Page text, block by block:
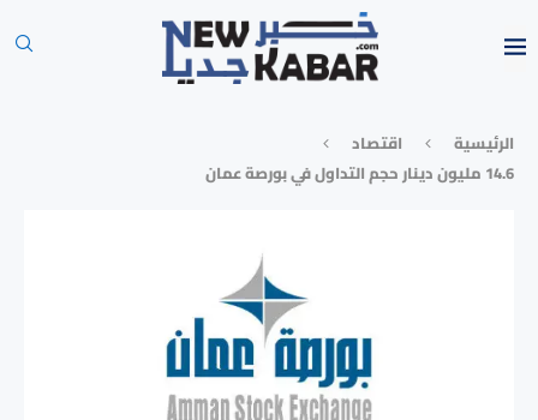
الرئيسية
⁠اقتصاد
14.6 مليون دينار حجم التداول في بورصة عمان